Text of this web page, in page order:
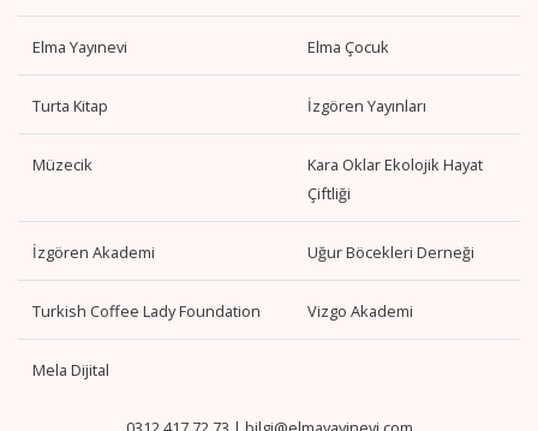
Elma Yayınevi Elma Çocuk
Turta Kitap İzgören Yayınları
Müzecik
Kara Oklar Ekolojik Hayat
Çiftliği
İzgören Akademi Uğur Böcekleri Derneği
Turkish Coffee Lady Foundation Vizgo Akademi
Mela Dijital